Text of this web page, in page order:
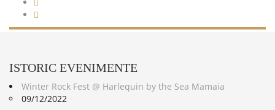
ISTORIC EVENIMENTE
Winter Rock Fest @ Harlequin by the Sea Mamaia
09/12/2022